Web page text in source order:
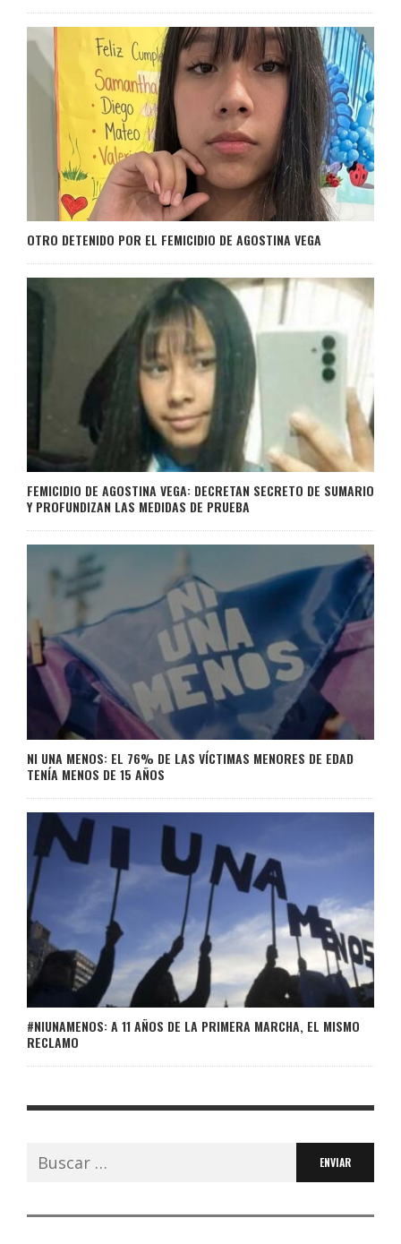
OTRO DETENIDO POR EL FEMICIDIO DE AGOSTINA VEGA
FEMICIDIO DE AGOSTINA VEGA: DECRETAN SECRETO DE SUMARIO
Y PROFUNDIZAN LAS MEDIDAS DE PRUEBA
NI UNA MENOS: EL 76% DE LAS VÍCTIMAS MENORES DE EDAD
TENÍA MENOS DE 15 AÑOS
#NIUNAMENOS: A 11 AÑOS DE LA PRIMERA MARCHA, EL MISMO
RECLAMO
Buscar: